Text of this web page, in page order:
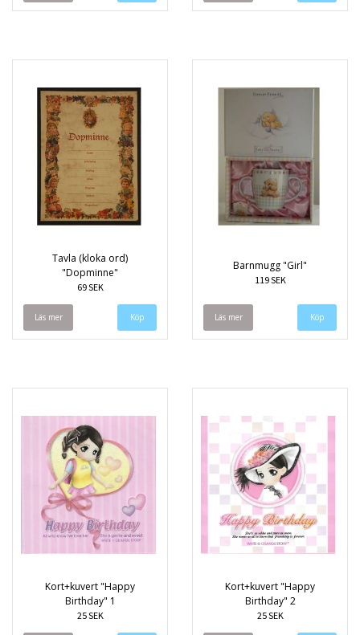
Tavla (kloka ord)
"Dopminne"
69 SEK
Läs mer
Barnmugg "Girl"
119 SEK
Läs mer
Kort+kuvert "Happy
Birthday" 1
25 SEK
Kort+kuvert "Happy
Birthday" 2
25 SEK